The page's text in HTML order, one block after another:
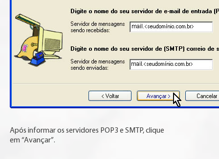
Após informar os servidores POP3 e SMTP, clique
em “Avançar”.